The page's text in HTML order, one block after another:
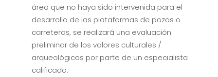
área que no haya sido intervenida para el
desarrollo de las plataformas de pozos o
carreteras, se realizará una evaluación
preliminar de los valores culturales /
arqueológicos por parte de un especialista
calificado.